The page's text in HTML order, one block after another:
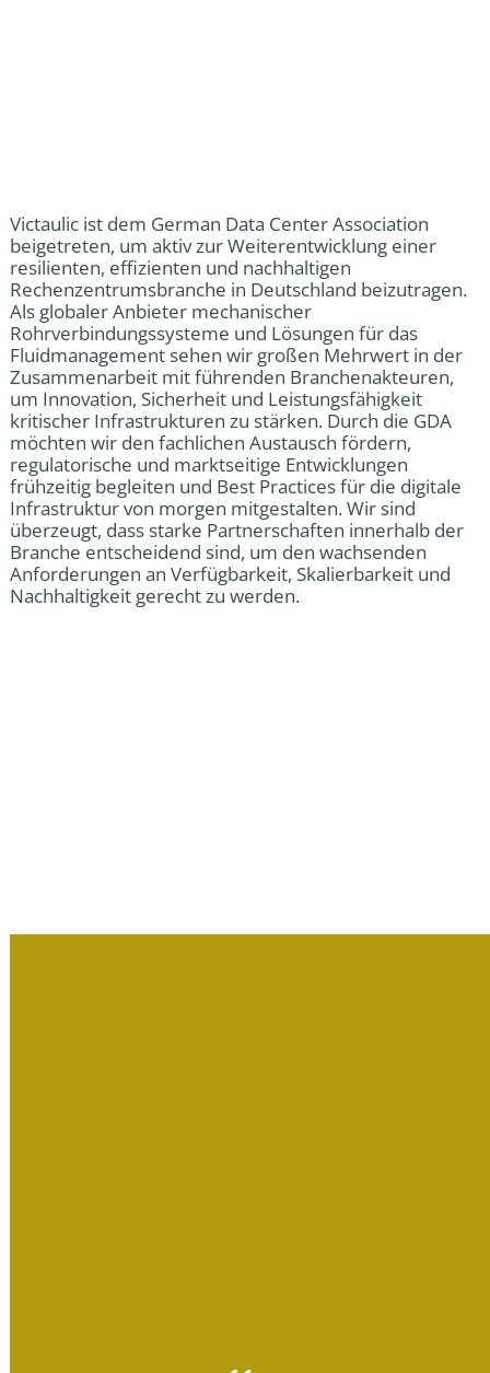
Victaulic ist dem German Data Center Association
beigetreten, um aktiv zur Weiterentwicklung einer
resilienten, effizienten und nachhaltigen
Rechenzentrumsbranche in Deutschland beizutragen.
Als globaler Anbieter mechanischer
Rohrverbindungssysteme und Lösungen für das
Fluidmanagement sehen wir großen Mehrwert in der
Zusammenarbeit mit führenden Branchenakteuren,
um Innovation, Sicherheit und Leistungsfähigkeit
kritischer Infrastrukturen zu stärken. Durch die GDA
möchten wir den fachlichen Austausch fördern,
regulatorische und marktseitige Entwicklungen
frühzeitig begleiten und Best Practices für die digitale
Infrastruktur von morgen mitgestalten. Wir sind
überzeugt, dass starke Partnerschaften innerhalb der
Branche entscheidend sind, um den wachsenden
Anforderungen an Verfügbarkeit, Skalierbarkeit und
Nachhaltigkeit gerecht zu werden.